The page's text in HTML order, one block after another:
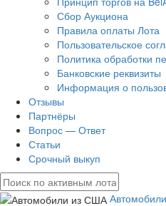
Сбор Аукциона
Правила оплаты Лота
Пользовательское
Политика обработки
Банковские реквизиты
Информация о
Отзывы
Партнёры
Вопрос — Ответ
Статьи
Срочный выкуп